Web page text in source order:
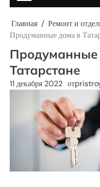
Главная
Ремонт и
Продуманные дома в
Продуманные
Татарстане
11 декабря 2022 от